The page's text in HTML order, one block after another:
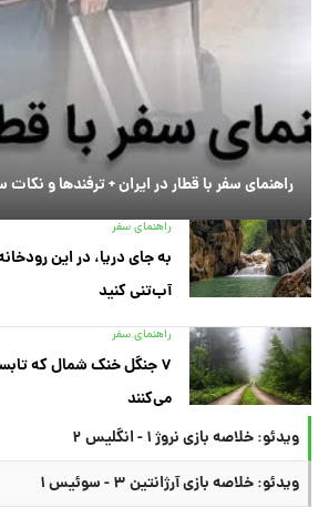
راهنمای سفر با قطار در ایران + ترفندها و
راهنمای سفر
به جای دریا، در این
آب‌تنی کنید
راهنمای سفر
۷ جنگل خنک شمال که
می‌کنند
ویدئو: خلاصه بازی نروژ ۱ - انگلیس ۲
ویدئو: خلاصه بازی آرژانتین ۳ - سوئیس ۱